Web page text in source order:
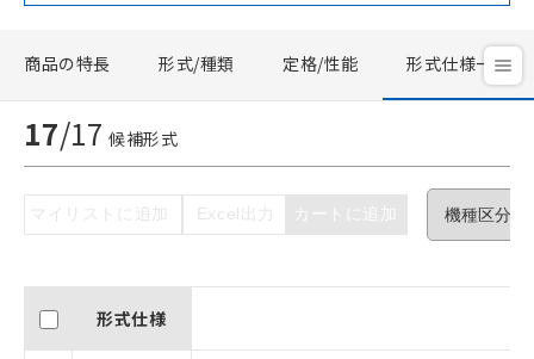
商品の特長 形式/種類 定格/性能 形式仕様一覧
17/17 候補形式
マイリストに追加 Excel出力 カートに追加
形式仕様